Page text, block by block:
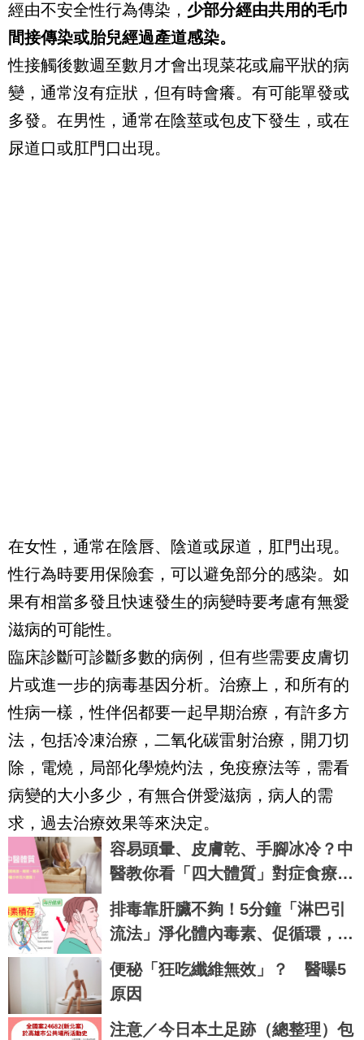
經由不安全性行為傳染， 少部分經由共用的毛巾
間接傳染或胎兒經過產道感染。
性接觸後數週至數月才會出現菜花或扁平狀的病
變，通常沒有症狀，但有時會癢。有可能單發或
多發。在男性，通常在陰莖或包皮下發生，或在
尿道口或肛門口出現。
在女性，通常在陰唇、陰道或尿道，肛門出現。
性行為時要用保險套，可以避免部分的感染。如
果有相當多發且快速發生的病變時要考慮有無愛
滋病的可能性。
臨床診斷可診斷多數的病例，但有些需要皮膚切
片或進一步的病毒基因分析。治療上，和所有的
性病一樣，性伴侶都要一起早期治療，有許多方
法，包括冷凍治療，二氧化碳雷射治療，開刀切
除，電燒，局部化學燒灼法，免疫療法等，需看
病變的大小多少，有無合併愛滋病，病人的需
求，過去治療效果等來決定。
容易頭暈、皮膚乾、手腳冰冷？中
醫教你看「四大體質」對症食療才
健康！
排毒靠肝臟不夠！5分鐘「淋巴引
流法」淨化體內毒素、促循環，感
冒、水腫不再來｜每日健康Health
便秘「狂吃纖維無效」？ 醫曝5
原因
注意／今日本土足跡（總整理）包